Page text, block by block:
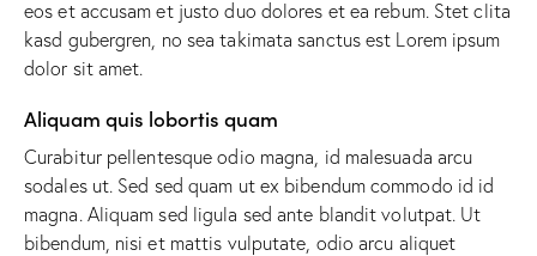
eos et accusam et justo duo dolores et ea rebum. Stet clita
kasd gubergren, no sea takimata sanctus est Lorem ipsum
dolor sit amet.
Aliquam quis lobortis quam
Curabitur pellentesque odio magna, id malesuada arcu
sodales ut. Sed sed quam ut ex bibendum commodo id id
magna. Aliquam sed ligula sed ante blandit volutpat. Ut
bibendum, nisi et mattis vulputate, odio arcu aliquet